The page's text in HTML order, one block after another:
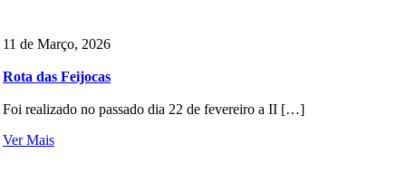
11 de Março, 2026
Rota das Feijocas
Foi realizado no passado dia 22 de fevereiro a II […]
Ver Mais